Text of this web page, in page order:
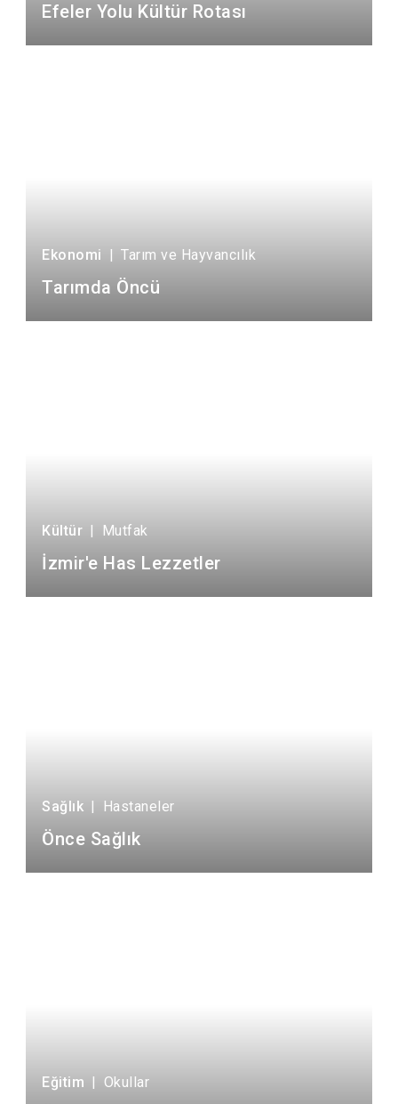
Efeler Yolu Kültür Rotası
Ekonomi | Tarım ve Hayvancılık
Tarımda Öncü
Kültür | Mutfak
İzmir'e Has Lezzetler
Sağlık | Hastaneler
Önce Sağlık
Eğitim | Okullar